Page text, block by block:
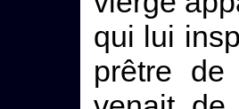
qui lui
prêtre